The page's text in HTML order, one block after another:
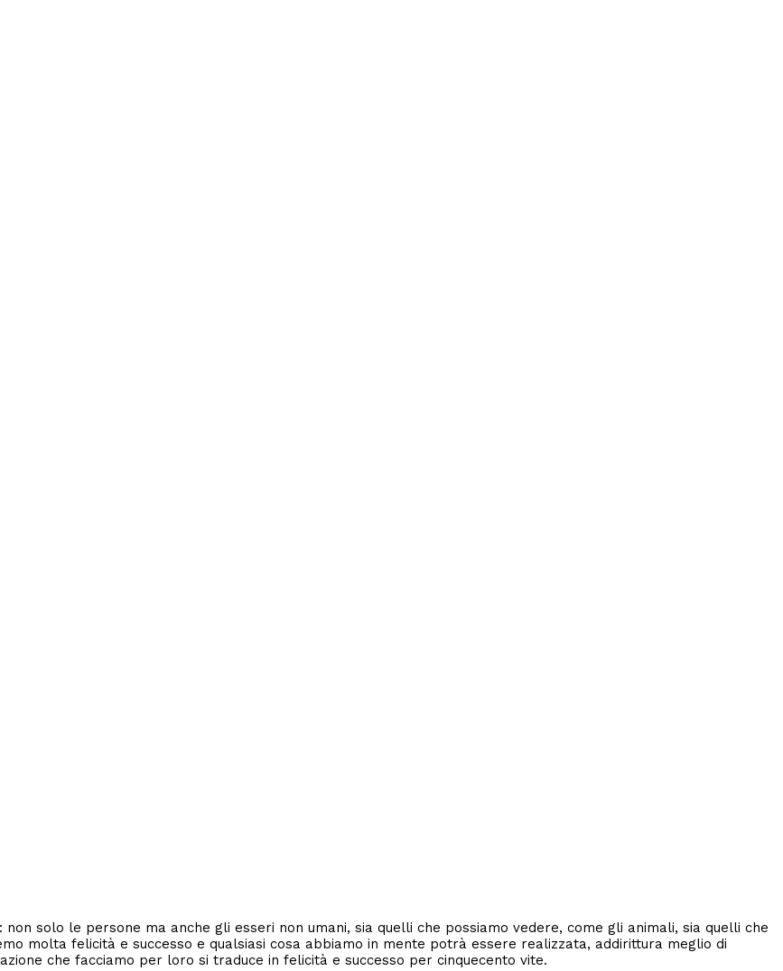
solo le persone ma anche gli esseri non umani, sia quelli che possiamo vedere, come gli animali, sia quelli che
molta felicità e successo e qualsiasi cosa abbiamo in mente potrà essere realizzata, addirittura meglio di
che facciamo per loro si traduce in felicità e successo per cinquecento vite.